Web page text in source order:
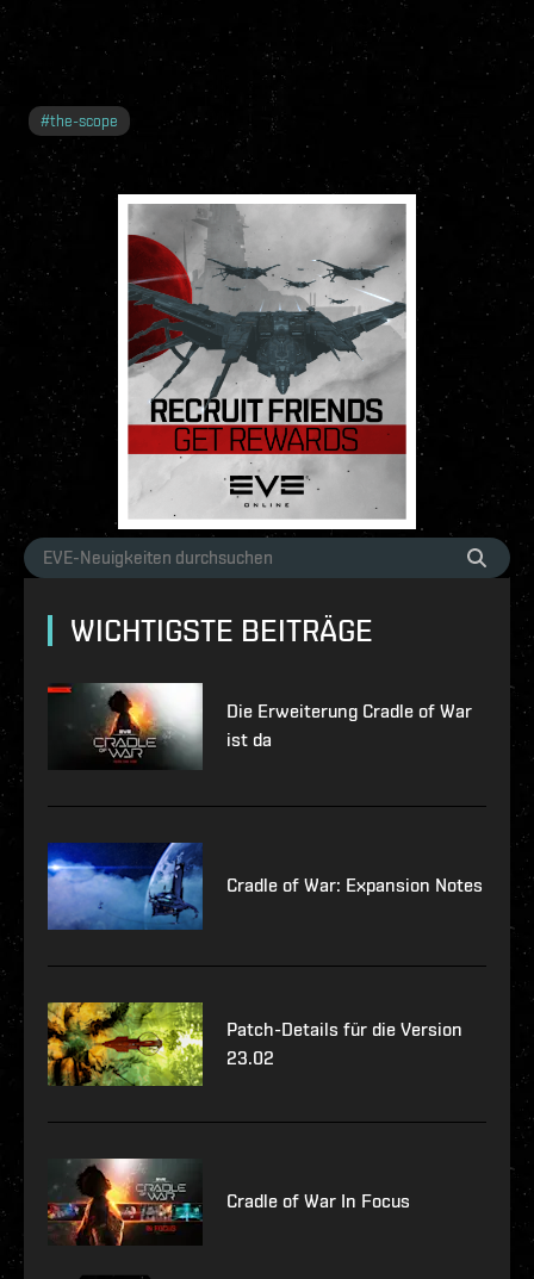
#the-scope
WICHTIGSTE BEITRÄGE
Die Erweiterung Cradle of War
ist da
Cradle of War: Expansion Notes
Patch-Details für die Version
23.02
Cradle of War In Focus